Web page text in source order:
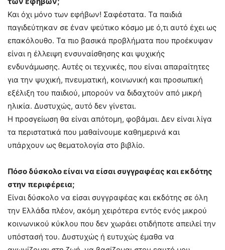
Και όχι μόνο των εφήβων! Σαφέστατα. Τα παιδιά
παγιδεύτηκαν σε έναν ψεύτικο κόσμο με ό,τι αυτό έχει ως
επακόλουθο. Τα πιο βασικά προβλήματα που προέκυψαν
είναι η έλλειψη ενσυναίσθησης και ψυχικής
ενδυνάμωσης. Αυτές οι τεχνικές, που είναι απαραίτητες
για την ψυχική, πνευματική, κοινωνική και προσωπική
εξέλιξη του παιδιού, μπορούν να διδαχτούν από μικρή
ηλικία. Δυστυχώς, αυτό δεν γίνεται.
Η προσγείωση θα είναι απότομη, φοβάμαι. Δεν είναι λίγα
τα περιστατικά που μαθαίνουμε καθημερινά και
υπάρχουν ως θεματολογία στο βιβλίο.
Πόσο δύσκολο είναι να είσαι συγγραφέας και εκδότης
στην περιφέρεια;
Είναι δύσκολο να είσαι συγγραφέας και εκδότης σε όλη
την Ελλάδα πλέον, ακόμη χειρότερα εντός ενός μικρού
κοινωνικού κύκλου που δεν χωράει οτιδήποτε απειλεί την
υπόστασή του. Δυστυχώς ή ευτυχώς έμαθα να